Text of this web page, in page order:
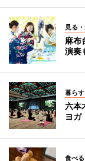
見る
麻布
演奏
暮ら
六本
ヨガ
食べる